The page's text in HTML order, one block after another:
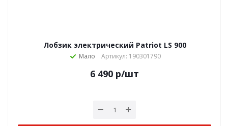
Лобзик электрический Patriot LS 900
Мало Артикул: 190301790
6 490 р/шт